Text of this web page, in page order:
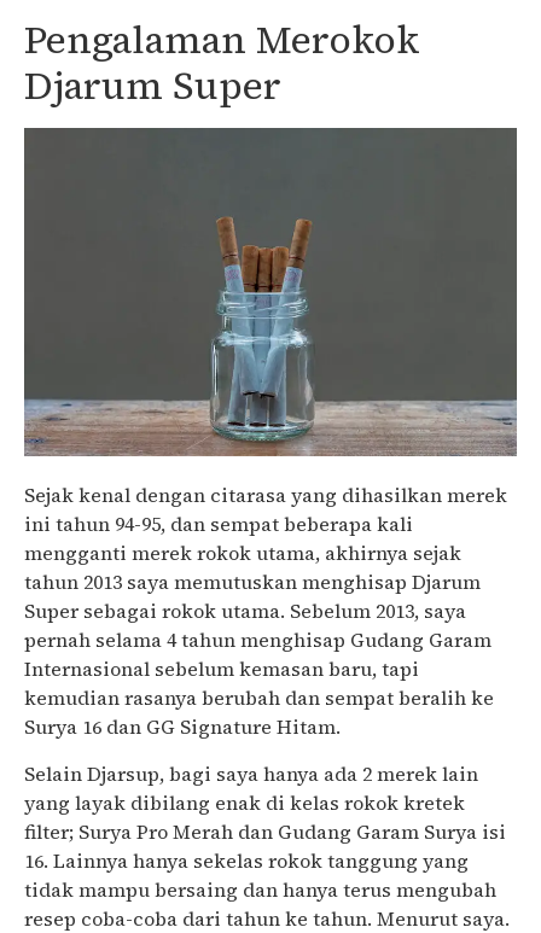
Pengalaman Merokok
Djarum Super
Sejak kenal dengan citarasa yang dihasilkan merek
ini tahun 94-95, dan sempat beberapa kali
mengganti merek rokok utama, akhirnya sejak
tahun 2013 saya memutuskan menghisap Djarum
Super sebagai rokok utama. Sebelum 2013, saya
pernah selama 4 tahun menghisap Gudang Garam
Internasional sebelum kemasan baru, tapi
kemudian rasanya berubah dan sempat beralih ke
Surya 16 dan GG Signature Hitam.
Selain Djarsup, bagi saya hanya ada 2 merek lain
yang layak dibilang enak di kelas rokok kretek
filter; Surya Pro Merah dan Gudang Garam Surya isi
16. Lainnya hanya sekelas rokok tanggung yang
tidak mampu bersaing dan hanya terus mengubah
resep coba-coba dari tahun ke tahun. Menurut saya.